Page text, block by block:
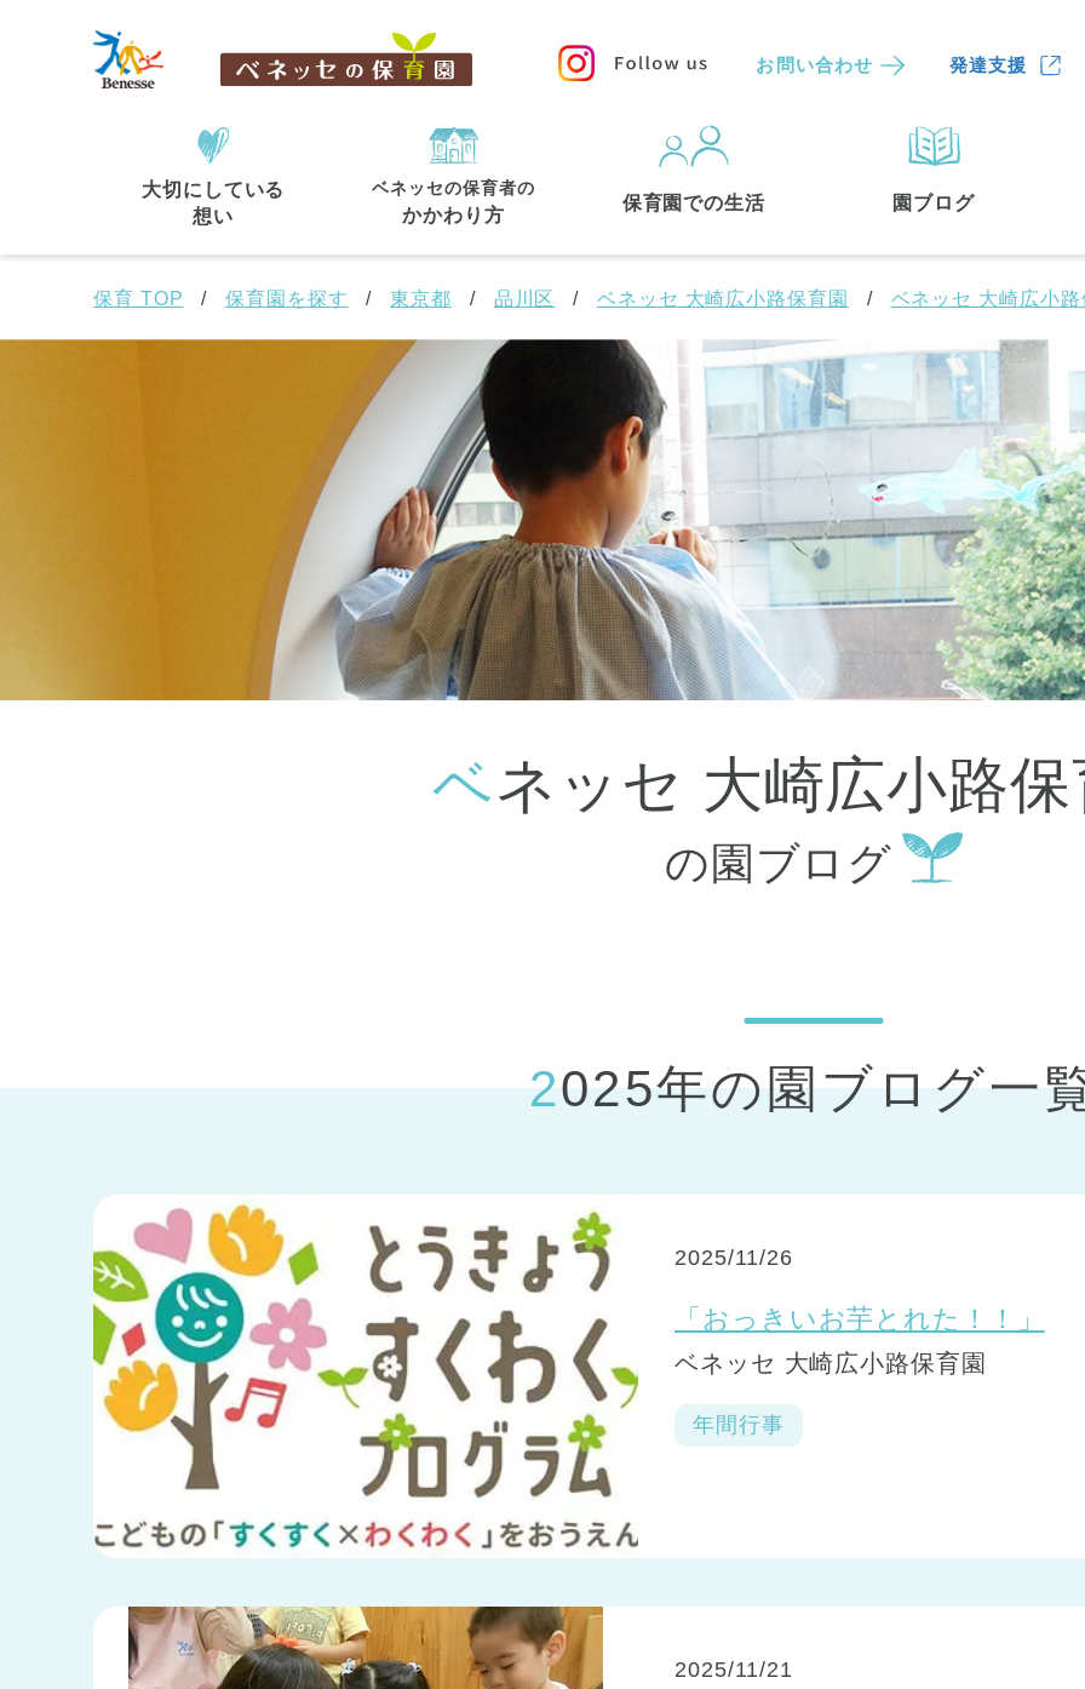
お問い合わせ 発達支援
大切にしている
想い
ベネッセの保育者の
かかわり方
保育園での生活 園ブログ
保育園 を探す
住所・駅名 から探す
から探す
東京都 全域(44) 中央区 港区 文京区(3)
大田区(4) 世田谷区(1) 渋谷区(2)
練馬区(7) 足立区 (1) 葛飾区(1)
国分寺市(1) 狛江市(1) 北区(1)
江東区 (1) 町田市(1) 江戸川区 (1)
川崎市 (9) 横須賀市
兵庫県 兵庫県 全域(2) 神戸市(1) 芦屋市(1)
保育 TOP 保育園を探す 東京都 品川区 ベネッセ 大崎広小路保育園 ベネッセ 大崎広小
ベネッセ 大崎広小路
の園ブログ
2025年の園ブログ一
2025/11/26
「おっきいお芋とれた！！」
ベネッセ 大崎広小路保育園
年間行事
2025/11/21